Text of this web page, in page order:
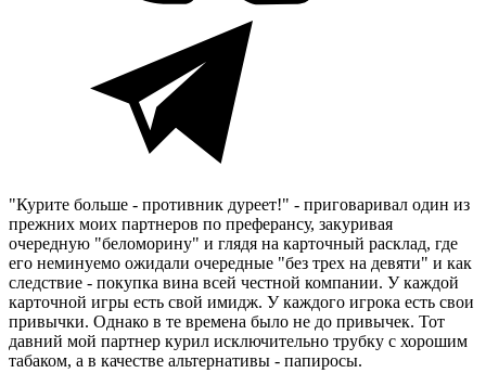
"Курите больше - противник дуреет!" - приговаривал один из
прежних моих партнеров по преферансу, закуривая
очередную "беломорину" и глядя на карточный расклад, где
его неминуемо ожидали очередные "без трех на девяти" и как
следствие - покупка вина всей честной компании. У каждой
карточной игры есть свой имидж. У каждого игрока есть свои
привычки. Однако в те времена было не до привычек. Тот
давний мой партнер курил исключительно трубку с хорошим
табаком, а в качестве альтернативы - папиросы.